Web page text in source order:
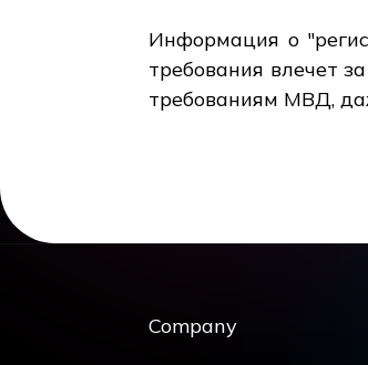
Информация о
требования влечет
требованиям МВД,
Company